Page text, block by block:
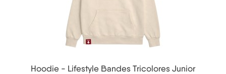
Hoodie - Lifestyle Bandes Tricolores Junior